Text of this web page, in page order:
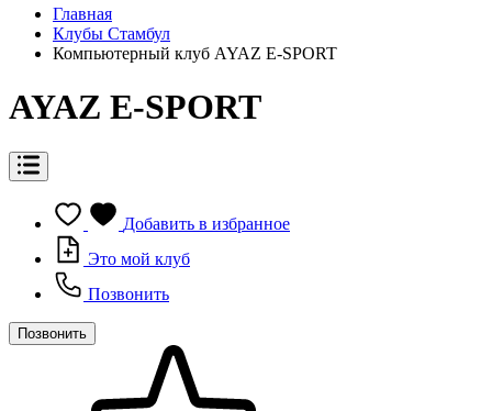
Главная
Клубы Стамбул
Компьютерный клуб AYAZ E-SPORT
AYAZ E-SPORT
Добавить в избранное
Это мой клуб
Позвонить
Позвонить